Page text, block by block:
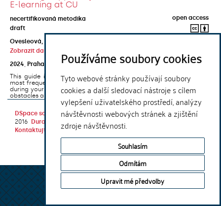
Používáme soubory cookies
Tyto webové stránky používají soubory
cookies a další sledovací nástroje s cílem
vylepšení uživatelského prostředí, analýzy
návštěvnosti webových stránek a zjištění
zdroje návštěvnosti.
Souhlasím
Odmítám
Upravit mé předvolby
E-learning at CU
necertifikovaná metodika
open access
draft
Ovesleová, Hana
Zobrazit další autory
2024
Praha
Univerzita Karlova, Nakladatelství Karolinum
This guide introduces the e-learning support tools that are used
most frequently at Charles University and that you may encounter
during your studies. It will also help you to avoid the most common
obstacles associated ...
DSpace softwarecopyright © 2002-
2016
DuraSpace
Kontaktujte nás|Vyjádření názoru
Theme by